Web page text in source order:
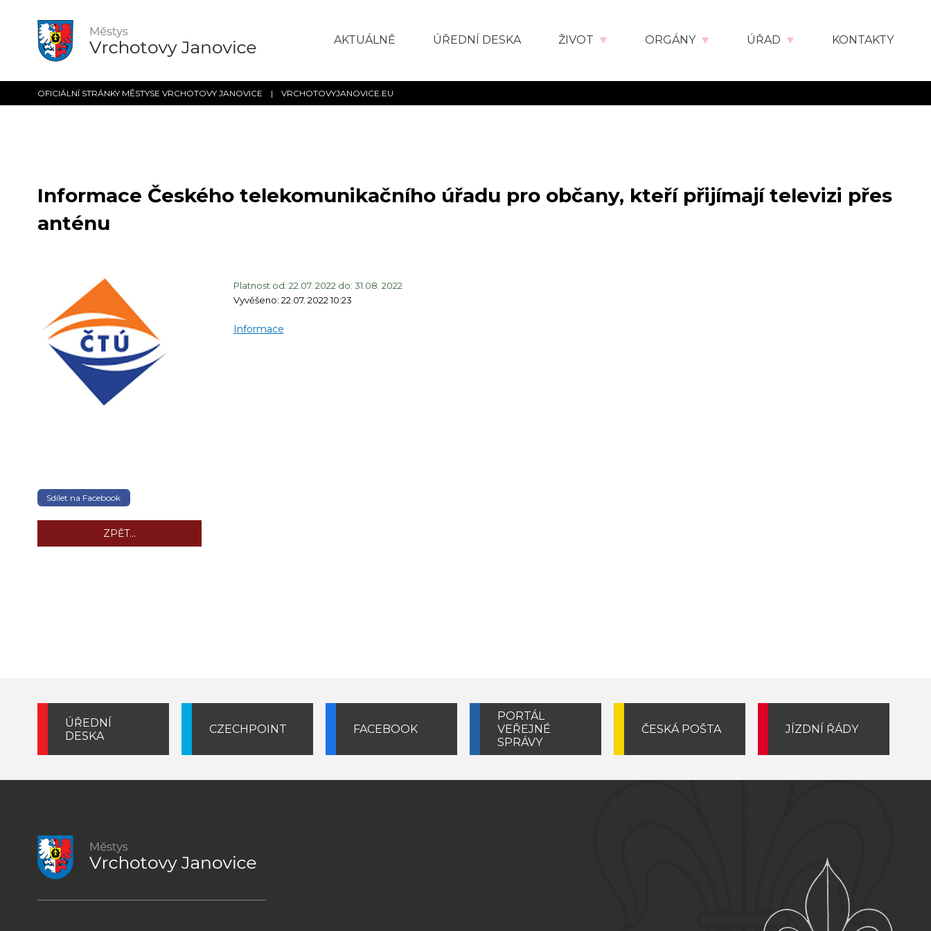
AKTUÁLNĚ ÚŘEDNÍ DESKA ŽIVOT ORGÁNY ÚŘAD KONTAKTY
OFICIÁLNÍ STRÁNKY MĚSTYSE VRCHOTOVY JANOVICE | VRCHOTOVYJANOVICE.EU
Informace Českého telekomunikačního úřadu pro občany, kteří přijímají televizi přes
anténu
Platnost od: 22.07. 2022 do: 31.08. 2022
Vyvěšeno: 22.07. 2022 10:23
Informace
Sdílet na Facebook
ZPĚT...
ÚŘEDNÍ
DESKA
CZECHPOINT FACEBOOK
PORTÁL
VEŘEJNÉ
SPRÁVY
ČESKÁ POŠTA JÍZDNÍ ŘÁDY